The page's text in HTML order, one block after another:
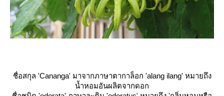
ชื่อสกุล 'Cananga' มาจากภาษาตากาล็อก 'alang ilang' หมายถึง
น้ำหอมอันผลิตจากดอก